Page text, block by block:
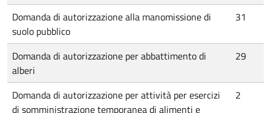
Domanda di autorizzazione alla manomissione di
suolo pubblico
31
Domanda di autorizzazione per abbattimento di
alberi
29
Domanda di autorizzazione per attività per esercizi
di somministrazione temporanea di alimenti e
2